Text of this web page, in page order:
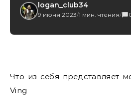
logan_club34
9 июня 2023/1 мин. чтения/
Что из себя представляет мотоцикл Honda Gold
Ving